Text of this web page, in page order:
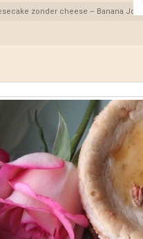
zonder cheese – Banana Joe